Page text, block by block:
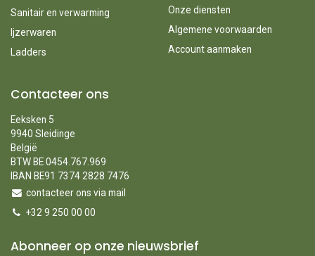
Sanitair en verwarming
Ijzerwaren
Ladders
Onze diensten
Algemene voorwaarden
Account aanmaken
Contacteer ons
Eeksken 5
9940 Sleidinge
België
BTW BE 0454.767.969
IBAN BE91 7374 2828 7476
contacteer ons via mail
+32 9 250 00 00
Abonneer op onze nieuwsbrief